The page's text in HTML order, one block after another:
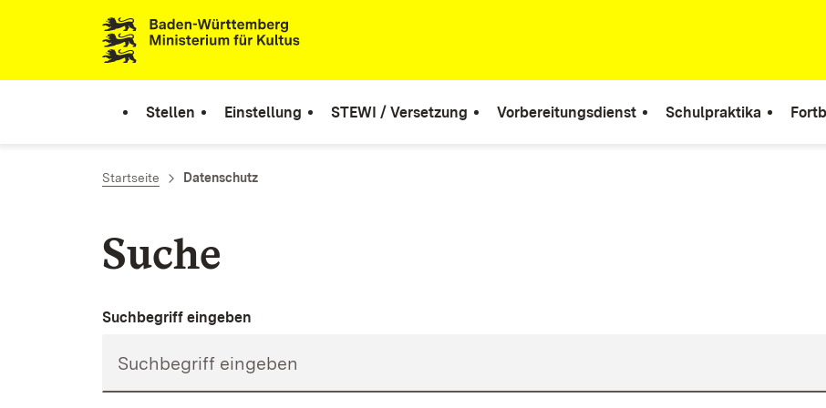
Zum Inhalt springen
Link zur Startseite
Stellen Einstellung STEWI / Versetzung Vorbereitungsdienst Schulpraktika
Startseite Datenschutz
Suche
Suchbegriff eingeben